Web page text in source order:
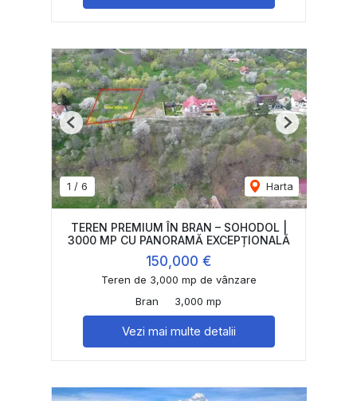
1 / 6 Harta
Previous Next
TEREN PREMIUM ÎN BRAN – SOHODOL |
3000 MP CU PANORAMĂ EXCEPȚIONALĂ
150,000 €
Teren de 3,000 mp de vânzare
Bran
3,000 mp
Vezi mai multe detalii